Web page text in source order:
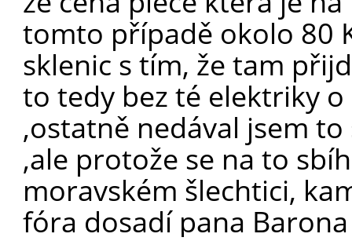
tomto případě okolo 80
sklenic s tím, že tam
to tedy bez té elektriky
,ostatně nedával jsem
,ale protože se na to
moravském šlechtici,
fóra dosadí pana